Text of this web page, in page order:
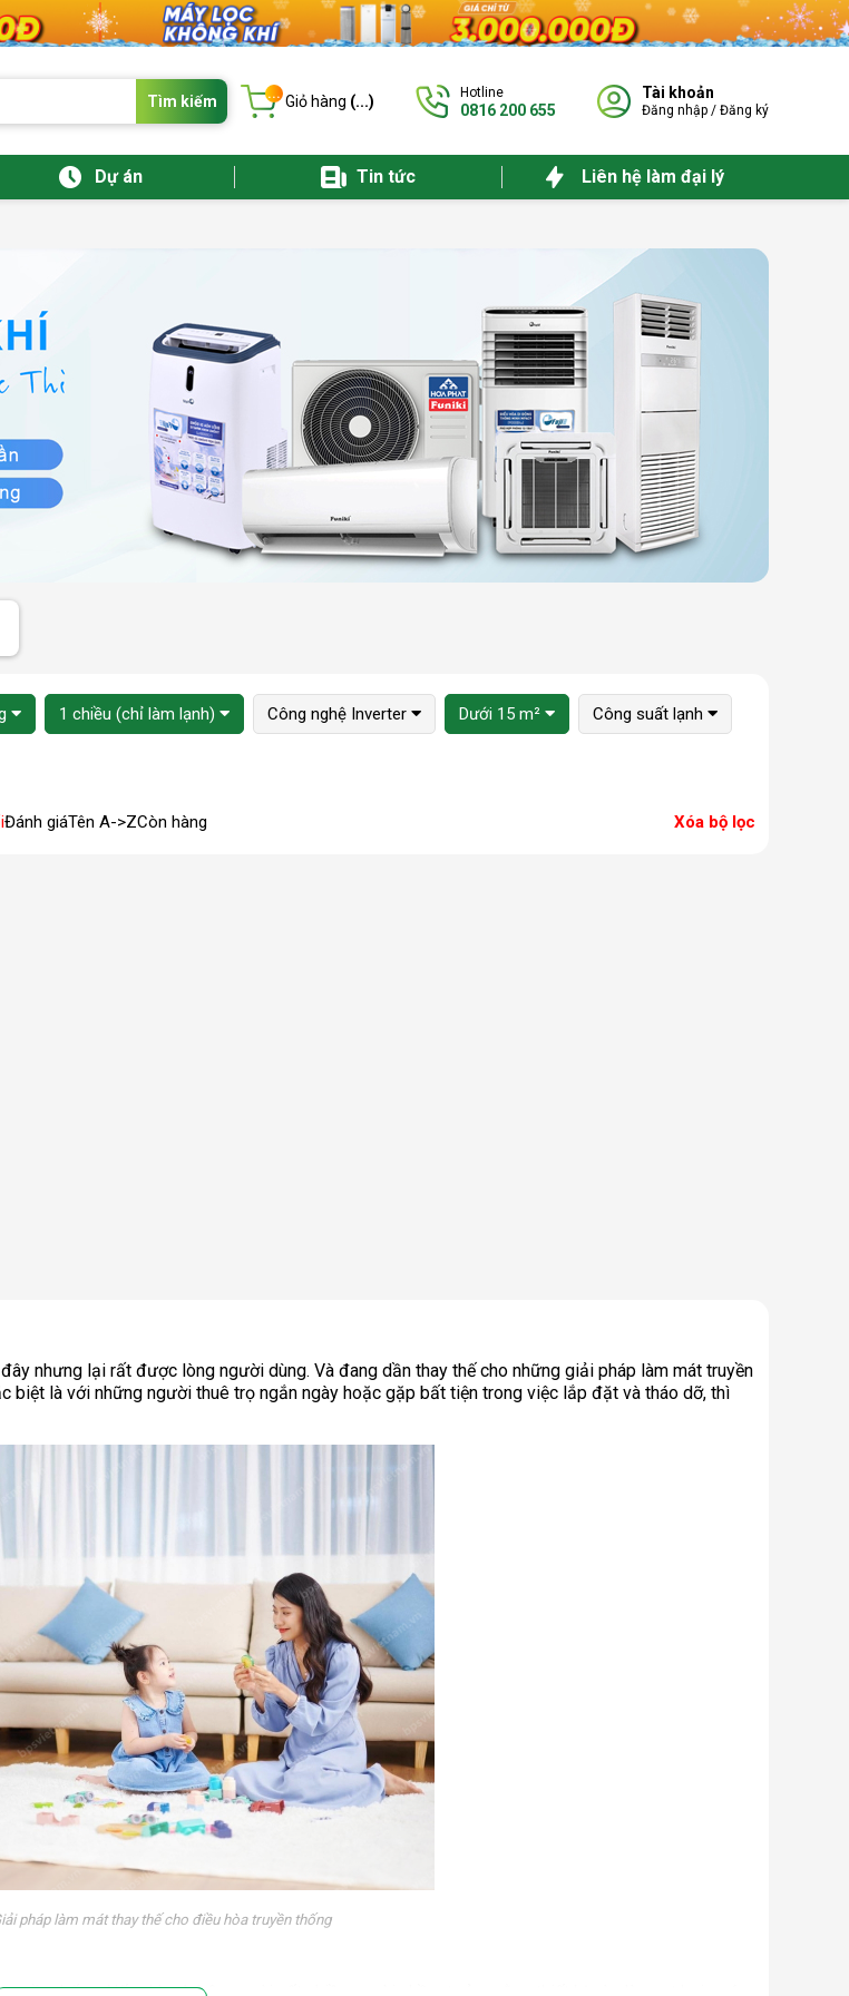
Tìm kiếm ... Giỏ hàng (...) Hotline
0816 200 655
Tài khoản
Đăng nhập / Đăng ký
Dự án Tin tức Liên hệ làm đại lý
1 chiều (chỉ làm lạnh) Công nghệ Inverter Dưới 15 m² Công suất lạnh
Đánh giáTên A->ZCòn hàng Xóa bộ lọc
nhưng lại rất được lòng người dùng. Và đang dần thay thế cho những giải pháp làm mát truyền
biệt là với những người thuê trọ ngắn ngày hoặc gặp bất tiện trong việc lắp đặt và tháo dỡ, thì
pháp làm mát thay thế cho điều hòa truyền thống